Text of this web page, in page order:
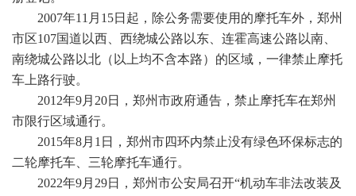
2007年11月15日起，除公务需要使用的摩托车外，郑州
市区107国道以西、西绕城公路以东、连霍高速公路以南、
南绕城公路以北（以上均不含本路）的区域，一律禁止摩托
车上路行驶。
2012年9月20日，郑州市政府通告，禁止摩托车在郑州
市限行区域通行。
2015年8月1日，郑州市四环内禁止没有绿色环保标志的
二轮摩托车、三轮摩托车通行。
2022年9月29日，郑州市公安局召开“机动车非法改装及